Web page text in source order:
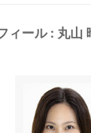
ィール : 丸山